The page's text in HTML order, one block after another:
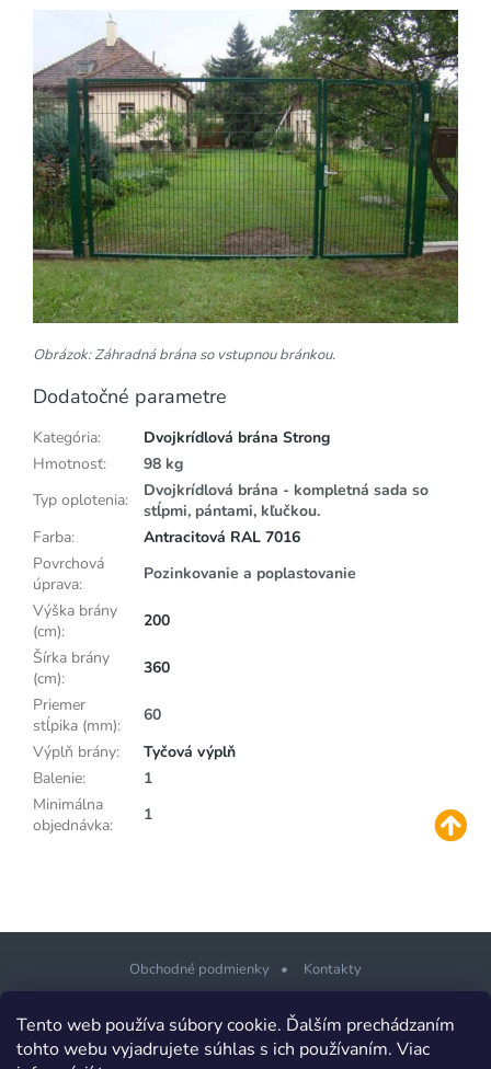
Tento web používa súbory cookie. Ďalším prechádzaním
tohto webu vyjadrujete súhlas s ich používaním. Viac
Obrázok: Záhradná brána so vstupnou bránkou.
Dodatočné parametre
Kategória:
Dvojkrídlová brána Strong
Hmotnosť:
98 kg
Typ oplotenia:
Dvojkrídlová brána - kompletná sada so
stĺpmi, pántami, kľučkou.
Farba:
Antracitová RAL 7016
Povrchová
úprava:
Pozinkovanie a poplastovanie
Výška brány
(cm):
200
Šírka brány
(cm):
360
Priemer
stĺpika (mm):
60
Výplň brány:
Tyčová výplň
Balenie:
1
Minimálna
objednávka:
1
Obchodné podmienky Kontakty